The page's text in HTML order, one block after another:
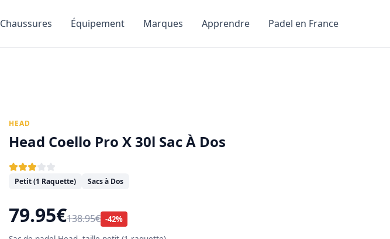
Chaussures Équipement Marques Apprendre Padel en France
HEAD
Head Coello Pro X 30l Sac À Dos
Petit (1 Raquette) Sacs à Dos
79.95€138.95€ -42%